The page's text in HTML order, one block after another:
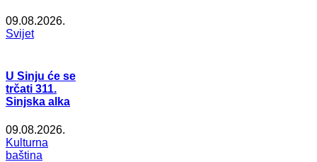
09.08.2026.
Svijet
U Sinju će se
trčati 311.
Sinjska alka
09.08.2026.
Kulturna
baština